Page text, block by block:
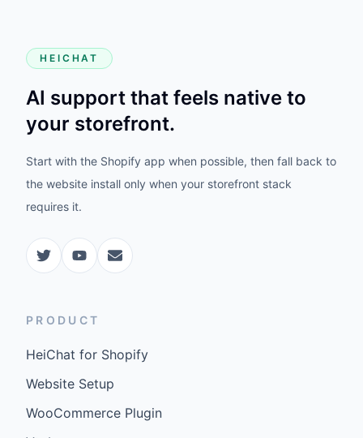
HEICHAT
AI support that feels native to
your storefront.
Start with the Shopify app when possible, then fall back to
the website install only when your storefront stack
requires it.
PRODUCT
HeiChat for Shopify
Website Setup
WooCommerce Plugin